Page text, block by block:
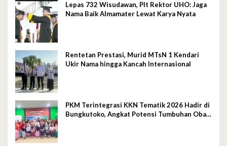
Lepas 732 Wisudawan, Plt Rektor UHO: Jaga
Nama Baik Almamater Lewat Karya Nyata
Rentetan Prestasi, Murid MTsN 1 Kendari
Ukir Nama hingga Kancah Internasional
PKM Terintegrasi KKN Tematik 2026 Hadir di
Bungkutoko, Angkat Potensi Tumbuhan Obat